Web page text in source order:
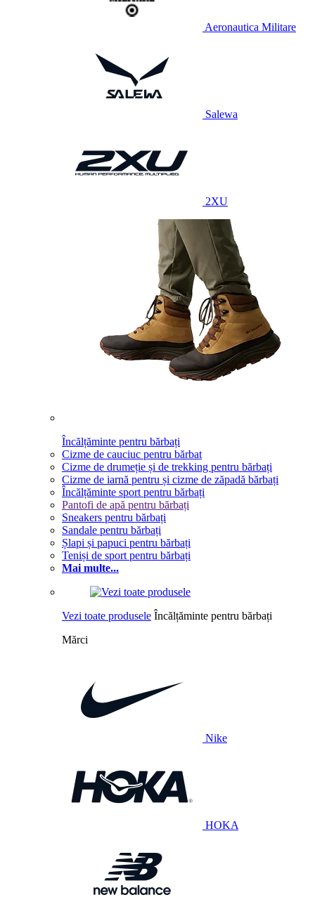
Aeronautica Militare
Salewa
2XU
Încălțăminte pentru bărbați
Cizme de cauciuc pentru bărbat
Cizme de drumeție și de trekking pentru bărbați
Cizme de iarnă pentru și cizme de zăpadă bărbați
Încălțăminte sport pentru bărbați
Pantofi de apă pentru bărbați
Sneakers pentru bărbați
Sandale pentru bărbați
Șlapi și papuci pentru bărbați
Teniși de sport pentru bărbați
Mai multe...
Vezi toate produsele Încălțăminte pentru bărbați
Mărci
Nike
HOKA